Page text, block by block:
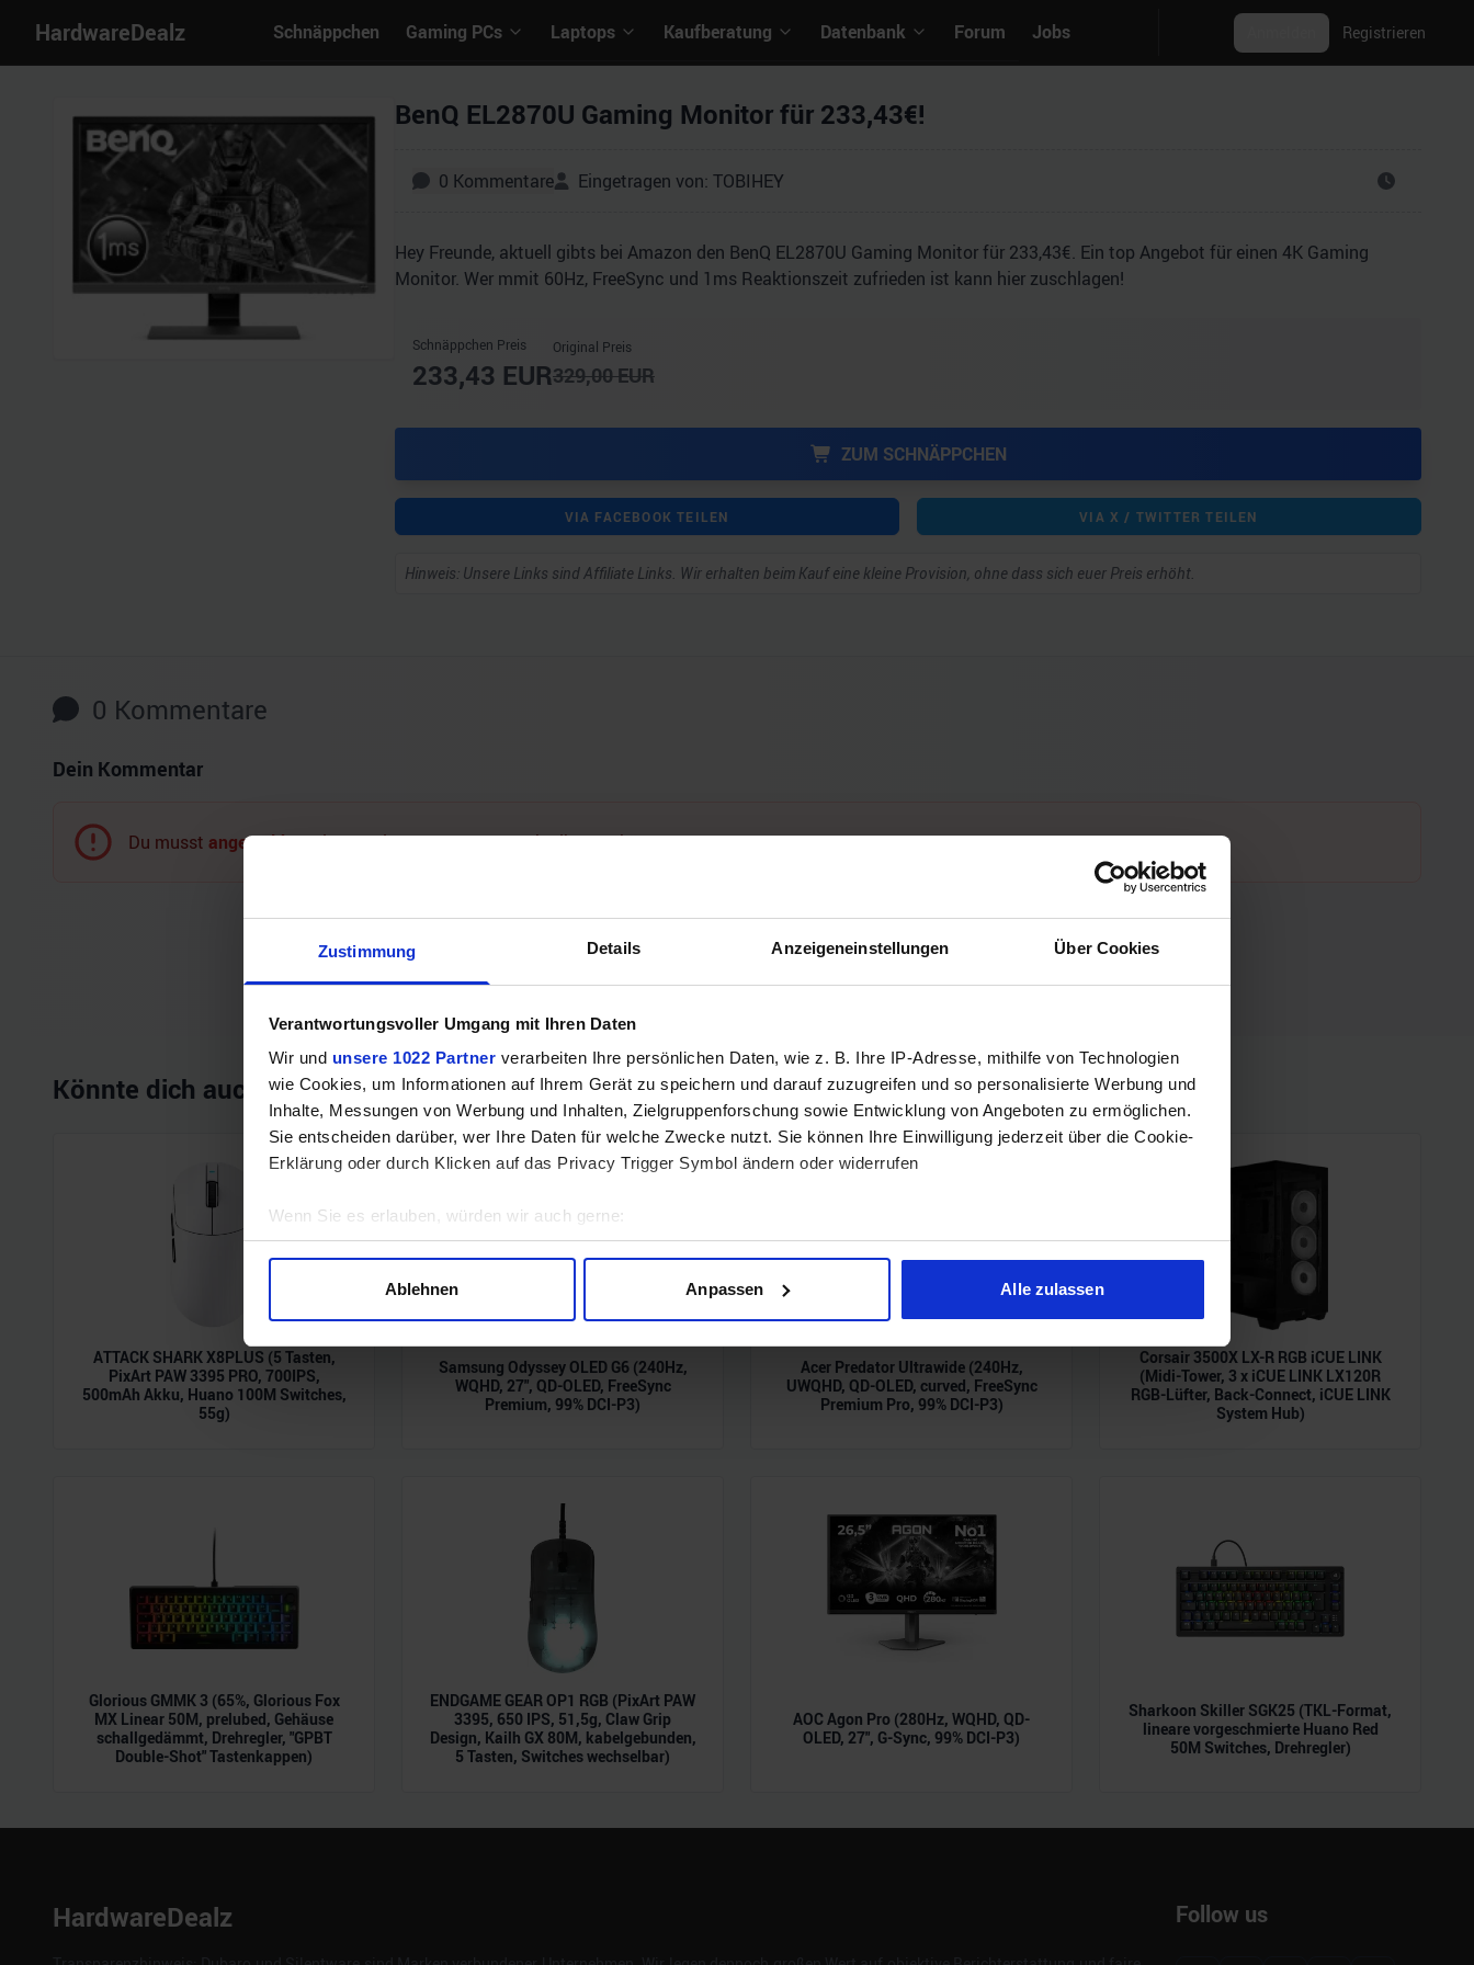
Zustimmung Details Anzeigeneinstellungen Über Cookies
Verantwortungsvoller Umgang mit Ihren Daten
Wir und unsere 1022 Partner verarbeiten Ihre persönlichen Daten, wie z. B. Ihre IP-Adresse, mithilfe von Technologien
wie Cookies, um Informationen auf Ihrem Gerät zu speichern und darauf zuzugreifen und so personalisierte Werbung und
Inhalte, Messungen von Werbung und Inhalten, Zielgruppenforschung sowie Entwicklung von Angeboten zu ermöglichen.
Sie entscheiden darüber, wer Ihre Daten für welche Zwecke nutzt. Sie können Ihre Einwilligung jederzeit über die Cookie-
Erklärung oder durch Klicken auf das Privacy Trigger Symbol ändern oder widerrufen
Wenn Sie es erlauben, würden wir auch gerne:
Informationen über Ihre geografische Lage erfassen, welche bis auf einige Meter genau sein können
Erfahren Sie mehr darüber, wie Ihre persönlichen Daten verarbeitet werden, und legen Sie Ihre Präferenzen im
Wir verwenden Cookies, um Inhalte und Anzeigen zu personalisieren, Funktionen für soziale Medien anbieten zu können
und die Zugriffe auf unsere Website zu analysieren. Außerdem geben wir Informationen zu Ihrer Verwendung unserer
Ablehnen Anpassen Alle zulassen
HardwareDealz Schnäppchen Gaming PCs Laptops Kaufberatung Datenbank Forum Jobs Registrieren
BenQ EL2870U Gaming Monitor für 233,43€!
0 Kommentare Eingetragen von: TOBIHEY
Hey Freunde, aktuell gibts bei Amazon den BenQ EL2870U Gaming Monitor für 233,43€. Ein top Angebot für einen 4K Gaming
Monitor. Wer mmit 60Hz, FreeSync und 1ms Reaktionszeit zufrieden ist kann hier zuschlagen!
Schnäppchen Preis
233,43 EUR
Original Preis
329,00EUR
ZUM SCHNÄPPCHEN
VIA FACEBOOK TEILEN VIA X / TWITTER TEILEN
Hinweis: Unsere Links sind Affiliate Links. Wir erhalten beim Kauf eine kleine Provision, ohne dass sich euer Preis erhöht.
0 Kommentare
Dein Kommentar
Du musst angemeldetsein, um einen Kommentar schreiben zu können.
Noch keine Kommentare vorhanden.
Könnte dich auch interessieren
ATTACK SHARK X8PLUS (5 Tasten,
PixArt PAW 3395 PRO, 700IPS,
500mAh Akku, Huano 100M Switches,
55g)
Samsung Odyssey OLED G6 (240Hz,
WQHD, 27", QD-OLED, FreeSync
Premium, 99% DCI-P3)
Acer Predator Ultrawide (240Hz,
UWQHD, QD-OLED, curved, FreeSync
Premium Pro, 99% DCI-P3)
Corsair 3500X LX-R RGB iCUE LINK
(Midi-Tower, 3 x iCUE LINK LX120R
RGB-Lüfter, Back-Connect, iCUE LINK
System Hub)
Glorious GMMK 3 (65%, Glorious Fox
MX Linear 50M, prelubed, Gehäuse
schallgedämmt, Drehregler, "GPBT
Double-Shot" Tastenkappen)
ENDGAME GEAR OP1 RGB (PixArt PAW
3395, 650 IPS, 51,5g, Claw Grip
Design, Kailh GX 80M, kabelgebunden,
5 Tasten, Switches wechselbar)
AOC Agon Pro (280Hz, WQHD, QD-
OLED, 27", G-Sync, 99% DCI-P3)
Sharkoon Skiller SGK25 (TKL-Format,
lineare vorgeschmierte Huano Red
50M Switches, Drehregler)
HardwareDealz Follow us